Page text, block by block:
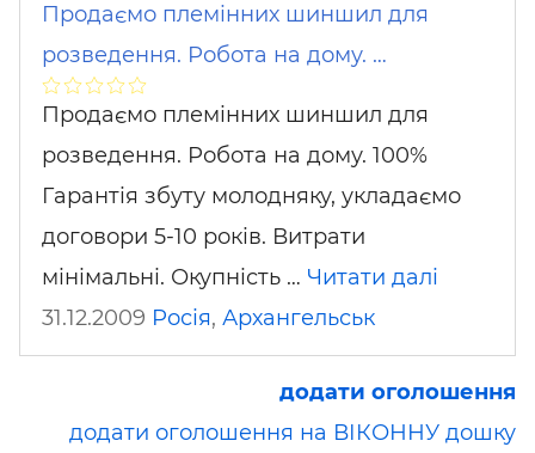
Продаємо племінних шиншил для
розведення. Робота на дому. …
Продаємо племінних шиншил для
розведення. Робота на дому. 100%
Гарантія збуту молодняку, укладаємо
договори 5-10 років. Витрати
мінімальні. Окупність … Читати далі
31.12.2009 Росія, Архангельськ
додати оголошення
додати оголошення на ВІКОННУ дошку